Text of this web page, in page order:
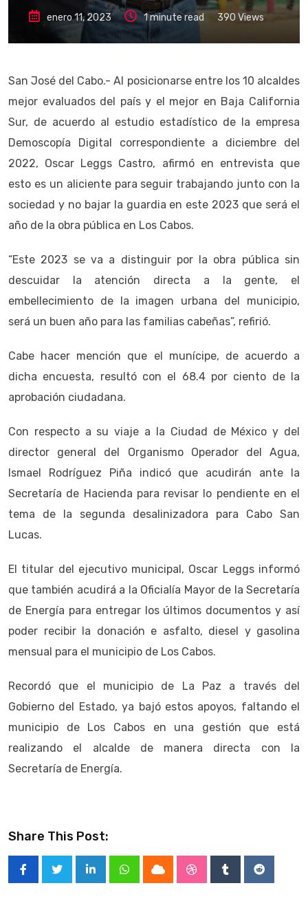
enero 11, 2023 1 minute read 390Views
San José del Cabo.- Al posicionarse entre los 10 alcaldes
mejor evaluados del país y el mejor en Baja California
Sur, de acuerdo al estudio estadístico de la empresa
Demoscopía Digital correspondiente a diciembre del
2022, Oscar Leggs Castro, afirmó en entrevista que
esto es un aliciente para seguir trabajando junto con la
sociedad y no bajar la guardia en este 2023 que será el
año de la obra pública en Los Cabos.
“Este 2023 se va a distinguir por la obra pública sin
descuidar la atención directa a la gente, el
embellecimiento de la imagen urbana del municipio,
será un buen año para las familias cabeñas”, refirió.
Cabe hacer mención que el munícipe, de acuerdo a
dicha encuesta, resultó con el 68.4 por ciento de la
aprobación ciudadana.
Con respecto a su viaje a la Ciudad de México y del
director general del Organismo Operador del Agua,
Ismael Rodríguez Piña indicó que acudirán ante la
Secretaría de Hacienda para revisar lo pendiente en el
tema de la segunda desalinizadora para Cabo San
Lucas.
El titular del ejecutivo municipal, Oscar Leggs informó
que también acudirá a la Oficialía Mayor de la Secretaría
de Energía para entregar los últimos documentos y así
poder recibir la donación e asfalto, diesel y gasolina
mensual para el municipio de Los Cabos.
Recordó que el municipio de La Paz a través del
Gobierno del Estado, ya bajó estos apoyos, faltando el
municipio de Los Cabos en una gestión que está
realizando el alcalde de manera directa con la
Secretaría de Energía.
Share This Post:
LinkedInWhatsappCloud StumbleUpon
TumblrReddit